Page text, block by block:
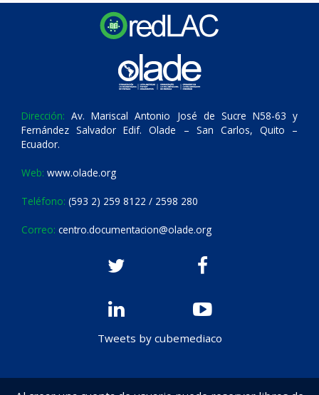
Dirección: Av. Mariscal Antonio José de Sucre N58-63 y
Fernández Salvador Edif. Olade – San Carlos, Quito –
Ecuador.
Web: www.olade.org
Teléfono: (593 2) 259 8122 / 2598 280
Correo: centro.documentacion@olade.org
Tweets by cubemediaco